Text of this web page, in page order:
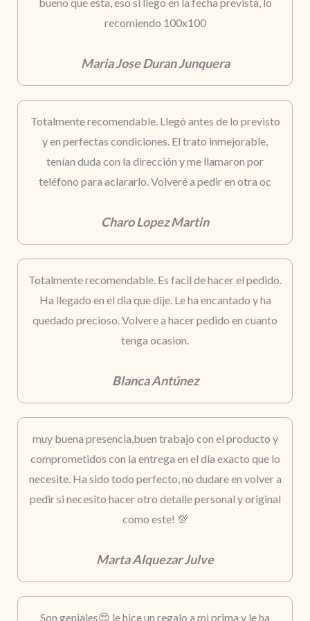
recomiendo 100x100
Maria Jose Duran Junquera
Totalmente recomendable. Llegó antes de lo previsto
y en perfectas condiciones. El trato inmejorable,
tenían duda con la dirección y me llamaron por
teléfono para aclararlo. Volveré a pedir en otra oc
Charo Lopez Martin
Totalmente recomendable. Es facil de hacer el pedido.
Ha llegado en el dia que dije. Le ha encantado y ha
quedado precioso. Volvere a hacer pedido en cuanto
tenga ocasion.
Blanca Antúnez
muy buena presencia,buen trabajo con el producto y
comprometidos con la entrega en el día exacto que lo
necesite. Ha sido todo perfecto, no dudare en volver a
pedir si necesito hacer otro detalle personal y original
como este! 💯
Marta Alquezar Julve
Son geniales😍 le hice un regalo a mi prima y le ha